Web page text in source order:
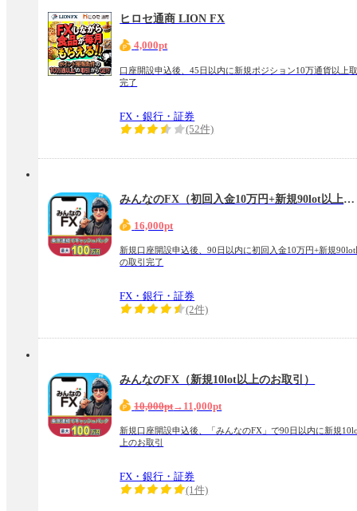
ヒロセ通商 LION FX
4,000pt
口座開設申込後、45日以内に新規ポジション10万通貨以上
完了
FX・銀行・証券
(52件)
みんなのFX（初回入金10万円+新規90lot以上の取引完了）
16,000pt
新規口座開設申込後、90日以内に初回入金10万円+新規
の取引完了
FX・銀行・証券
(2件)
みんなのFX（新規10lot以上のお取引）
10,000pt→11,000pt
新規口座開設申込後、「みんなのFX」で90日以内に新規
上のお取引
FX・銀行・証券
(1件)